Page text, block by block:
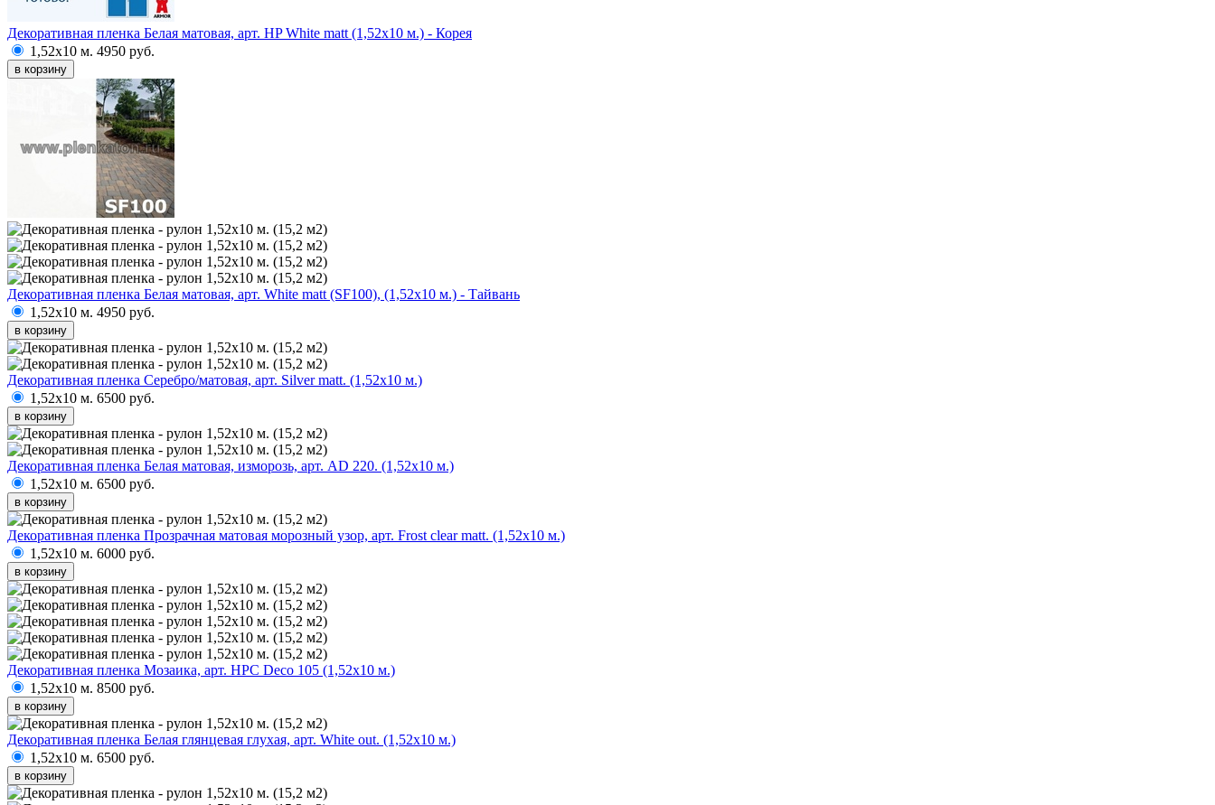
Декоративная пленка Белая матовая, арт. HP White matt (1,52х10 м.) - Корея
1,52х10 м. 4950 руб.
в корзину
Декоративная пленка Белая матовая, арт. White matt (SF100), (1,52х10 м.) - Тайвань
1,52х10 м. 4950 руб.
в корзину
Декоративная пленка Серебро/матовая, арт. Silver matt. (1,52х10 м.)
1,52х10 м. 6500 руб.
в корзину
Декоративная пленка Белая матовая, изморозь, арт. AD 220. (1,52х10 м.)
1,52х10 м. 6500 руб.
в корзину
Декоративная пленка Прозрачная матовая морозный узор, арт. Frost clear matt. (1,52х10 м.)
1,52х10 м. 6000 руб.
в корзину
Декоративная пленка Мозаика, арт. HPC Deco 105 (1,52х10 м.)
1,52х10 м. 8500 руб.
в корзину
Декоративная пленка Белая глянцевая глухая, арт. White out. (1,52х10 м.)
1,52х10 м. 6500 руб.
в корзину